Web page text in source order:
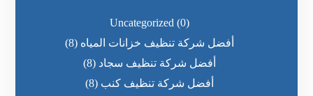
Uncategorized (0)
أفضل شركة تنظيف خزانات المياه (8)
أفضل شركة تنظيف سجاد (8)
أفضل شركة تنظيف كنب (8)